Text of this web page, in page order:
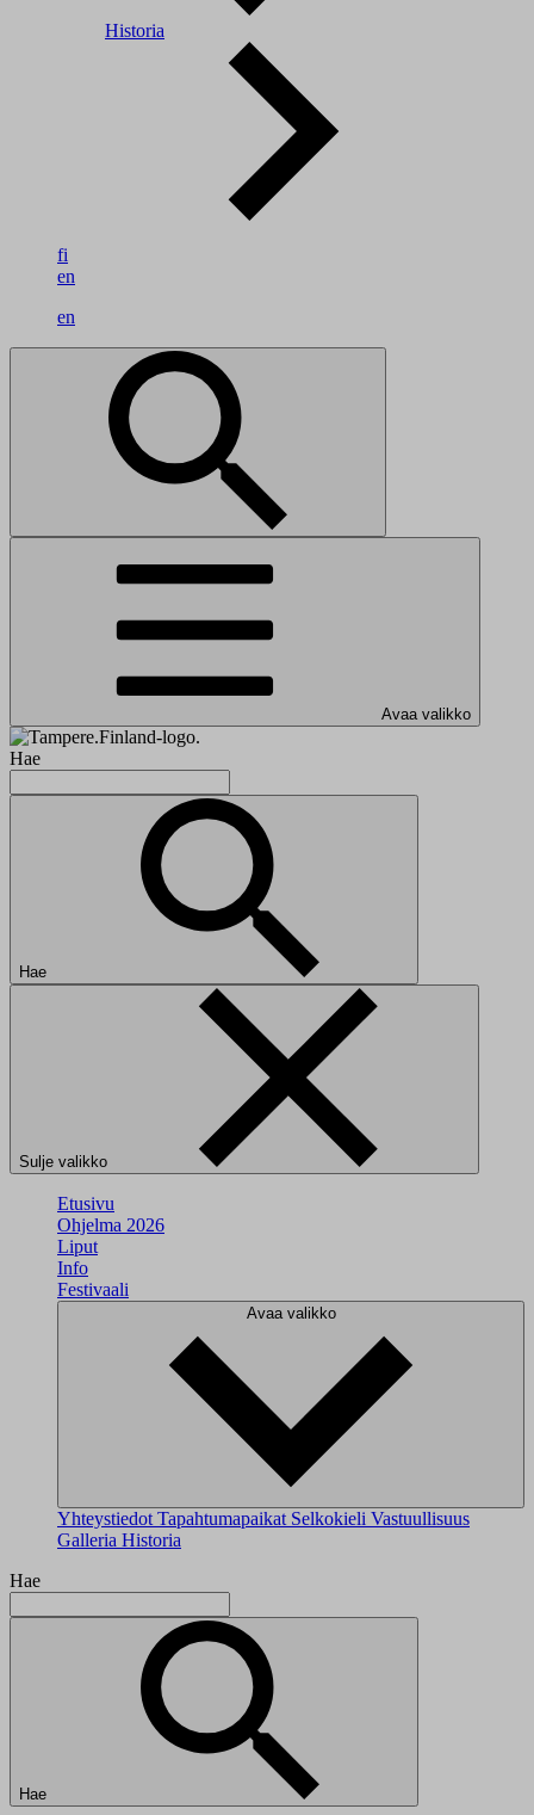
Historia
fi
en
en
Avaa valikko
Hae
Hae
Sulje valikko
Etusivu
Ohjelma 2026
Liput
Info
Festivaali
Avaa valikko
Yhteystiedot Tapahtumapaikat Selkokieli Vastuullisuus
Galleria Historia
Hae
Hae